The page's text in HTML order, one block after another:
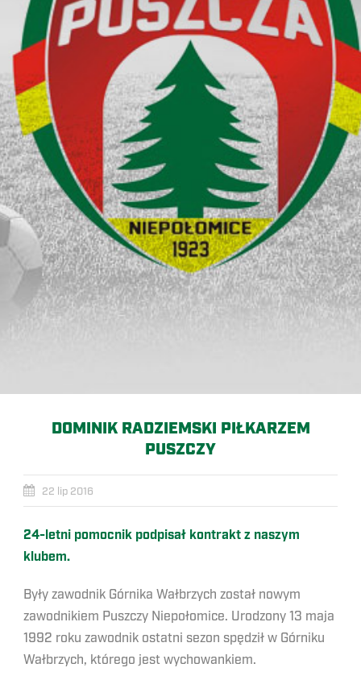
DOMINIK RADZIEMSKI PIŁKARZEM
PUSZCZY
22 lip 2016
24-letni pomocnik podpisał kontrakt z naszym
klubem.
Były zawodnik Górnika Wałbrzych został nowym
zawodnikiem Puszczy Niepołomice. Urodzony 13 maja
1992 roku zawodnik ostatni sezon spędził w Górniku
Wałbrzych, którego jest wychowankiem.